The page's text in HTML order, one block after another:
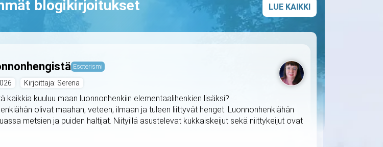
blogikirjoitukset LUE KAIKKI
Esoterismi
Kirjoittaja: Serena
kaikkia kuuluu maan luonnonhenkiin elementaalihenkien lisäksi?
olivat maahan, veteen, ilmaan ja tuleen liittyvät henget. Luonnonhenkiähän
metsien ja puiden haltijat. Niityillä asustelevat kukkaiskeijut sekä niittykeijut ovat